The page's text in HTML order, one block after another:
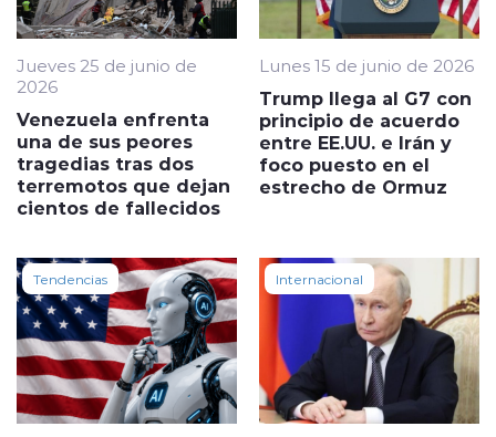
Jueves 25 de junio de
2026
Venezuela enfrenta
una de sus peores
tragedias tras dos
terremotos que dejan
cientos de fallecidos
Lunes 15 de junio de 2026
Trump llega al G7 con
principio de acuerdo
entre EE.UU. e Irán y
foco puesto en el
estrecho de Ormuz
Tendencias Internacional